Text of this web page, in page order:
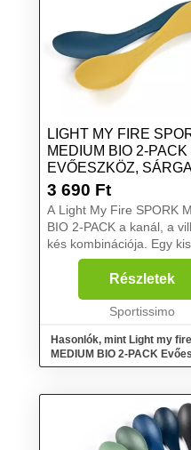
LIGHT MY FIRE
MEDIUM BIO 2-PACK
EVŐESZKÖZ,
MÉRET
3 690 Ft
A Light My Fire SPORK
BIO 2-PACK a kanál, a
kés kombinációja. Egy kis
civilizációt visz a
kis vadont a civilizációba.
súlyának és kompakt
kialakításának köszönhet...
Részletek
Sportissimo
Hasonlók, mint Light my
MEDIUM BIO 2-PACK
sárga, méret